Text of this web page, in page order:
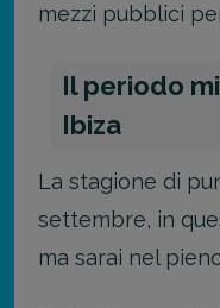
mezzi pubblici
Il periodo
Ibiza
La stagione di
settembre, in
ma sarai nel